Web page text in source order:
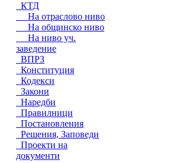
КТД
На отраслово ниво
На общинско ниво
На ниво уч.
заведение
ВПРЗ
Конституция
Кодекси
Закони
Наредби
Правилници
Постановления
Решения, Заповеди
Проекти на
документи